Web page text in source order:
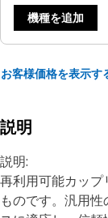
機種を追加
お客様価格を表示す
説明
説明:
再利用可能カッ
ものです。汎用